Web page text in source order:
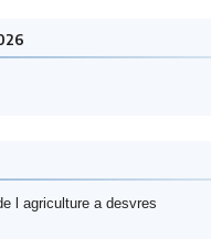
l agriculture a desvres